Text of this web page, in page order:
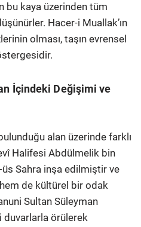
bu kaya üzerinden tüm
Hacer-i Muallak’ın
olması, taşın evrensel
İçindeki Değişimi ve
alan üzerinde farklı
Halifesi Abdülmelik bin
Sahra inşa edilmiştir ve
de kültürel bir odak
Sultan Süleyman
duvarlarla örülerek